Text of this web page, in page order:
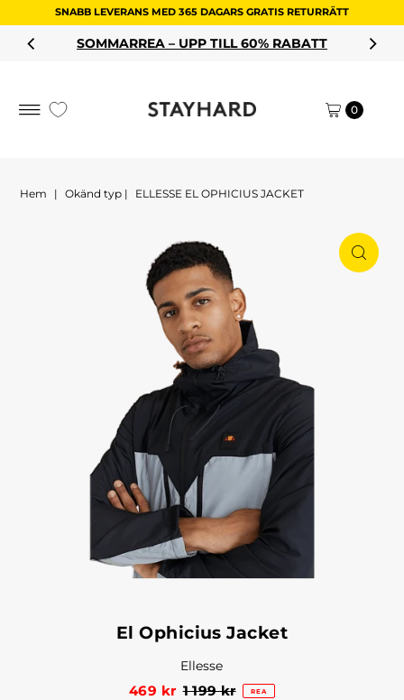
SNABB LEVERANS MED 365 DAGARS GRATIS RETURRÄTT
SOMMARREA – UPP TILL 60% RABATT
0
Hem | Okänd typ | ELLESSE EL OPHICIUS JACKET
El Ophicius Jacket
Ellesse
469 kr 1 199 kr REA